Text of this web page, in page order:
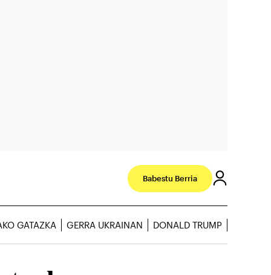
Babestu Berria
GATAZKA GERRA UKRAINAN DONALD TRUMP